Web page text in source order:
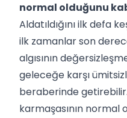
normal olduğunu
Aldatıldığını ilk defa
ilk zamanlar son
algısının
geleceğe karşı
beraberinde getirebilir.
karmaşasının normal